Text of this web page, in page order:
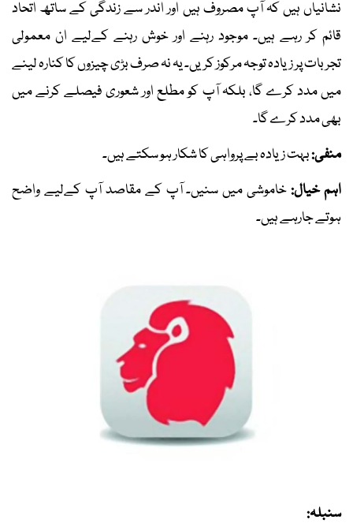
نشانیاں ہیں کہ آپ مصروف ہیں اور اندر سے زندگی کے ساتھ اتحاد
قائم کر رہے ہیں۔ موجود رہنے اور خوش رہنے کےلیے ان معمولی
تجربات پر زیادہ توجہ مرکوز کریں۔ یہ نہ صرف بڑی چیزوں کا کنارہ لینے
میں مدد کرے گا، بلکہ آپ کو مطلع اور شعوری فیصلے کرنے میں
بھی مدد کرے گا۔
منفی:بہت زیادہ بے پرواہی کا شکار ہو سکتے ہیں۔
اہم خیال:خاموشی میں سنیں۔ آپ کے مقاصد آپ کےلیے واضح
ہوتے جارہے ہیں۔
سنبلہ: